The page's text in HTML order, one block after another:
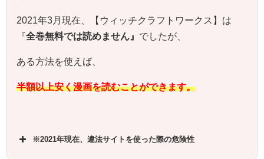
2021年3月現在、【ウィッチクラフトワークス】は
『全巻無料では読めません』 でしたが、
ある方法を使えば、
半額以上安く漫画を読むことができます。
※2021年現在、違法サイトを使った際の危険性